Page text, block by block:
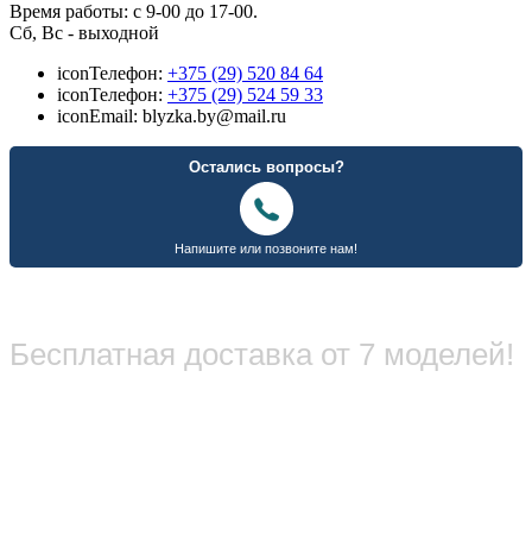
Время работы: с 9-00 до 17-00.
Сб, Вс - выходной
iconТелефон: +375 (29) 520 84 64
iconТелефон: +375 (29) 524 59 33
iconEmail: blyzka.by@mail.ru
Бесплатная доставка от 7 моделей!